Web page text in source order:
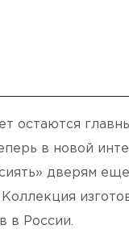
остаются
в новой
дверям
в России.